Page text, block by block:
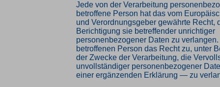
Jede von der Verarbeitung
betroffene Person hat das vom
und Verordnungsgeber gewährte Recht,
Berichtigung sie betreffender unrichtiger
personenbezogener Daten zu
betroffenen Person das Recht zu, unter
der Zwecke der Verarbeitung, die
unvollständiger personenbezogener
einer ergänzenden Erklärung — zu